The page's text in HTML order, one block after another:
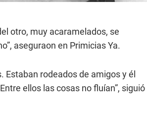
otro, muy acaramelados, se
aseguraon en Primicias Ya.
rodeados de amigos y él
ellos las cosas no fluían”, siguió